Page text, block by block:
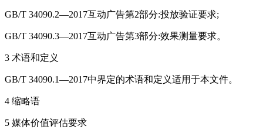
GB/T 34090.2—2017互动广告第2部分:投放验证要求;
GB/T 34090.3—2017互动广告第3部分:效果测量要求。
3 术语和定义
GB/T 34090.1—2017中界定的术语和定义适用于本文件。
4 缩略语
5 媒体价值评估要求